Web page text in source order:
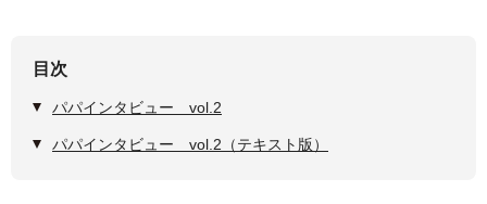
目次
パパインタビュー vol.2
パパインタビュー vol.2（テキスト版）